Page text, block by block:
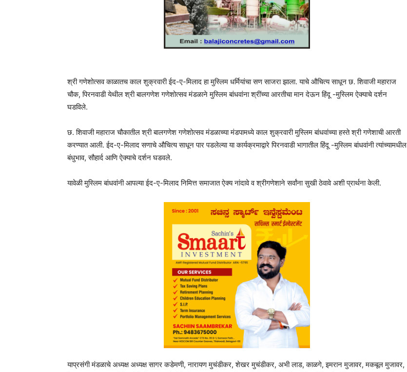
श्री गणेशोत्सव काळातच काल शुक्रवारी ईद-ए-मिलाद हा मुस्लिम धर्मियांचा सण साजरा झाला. याचे औचित्य साधून छ. शिवाजी महाराज
चौक, पिरनवाडी येथील श्री बालगणेश गणेशोत्सव मंडळाने मुस्लिम बांधवांना श्रींच्या आरतीचा मान देऊन हिंदू -मुस्लिम ऐक्याचे दर्शन
घडविले.
छ. शिवाजी महाराज चौकातील श्री बालगणेश गणेशोत्सव मंडळाच्या मंडपामध्ये काल शुक्रवारी मुस्लिम बांधवांच्या हस्ते श्री गणेशाची आरती
करण्यात आली. ईद-ए-मिलाद सणाचे औचित्य साधून पार पडलेल्या या कार्यक्रमाद्वारे पिरनवाडी भागातील हिंदू -मुस्लिम बांधवांनी त्यांच्यामधील
बंधुभाव, सौहार्द आणि ऐक्याचे दर्शन घडवले.
यावेळी मुस्लिम बांधवांनी आपल्या ईद-ए-मिलाद निमित्त समाजात ऐक्य नांदावे व श्रीगणेशाने सर्वांना सुखी ठेवावे अशी प्रार्थना केली.
याप्रसंगी मंडळाचे अध्यक्ष अध्यक्ष सागर कडेमणी, नारायण मुचंडीकर, शेखर मुचंडीकर, अभी लाड, काळगे, इमरान मुजावर, मकबूल मुजावर,